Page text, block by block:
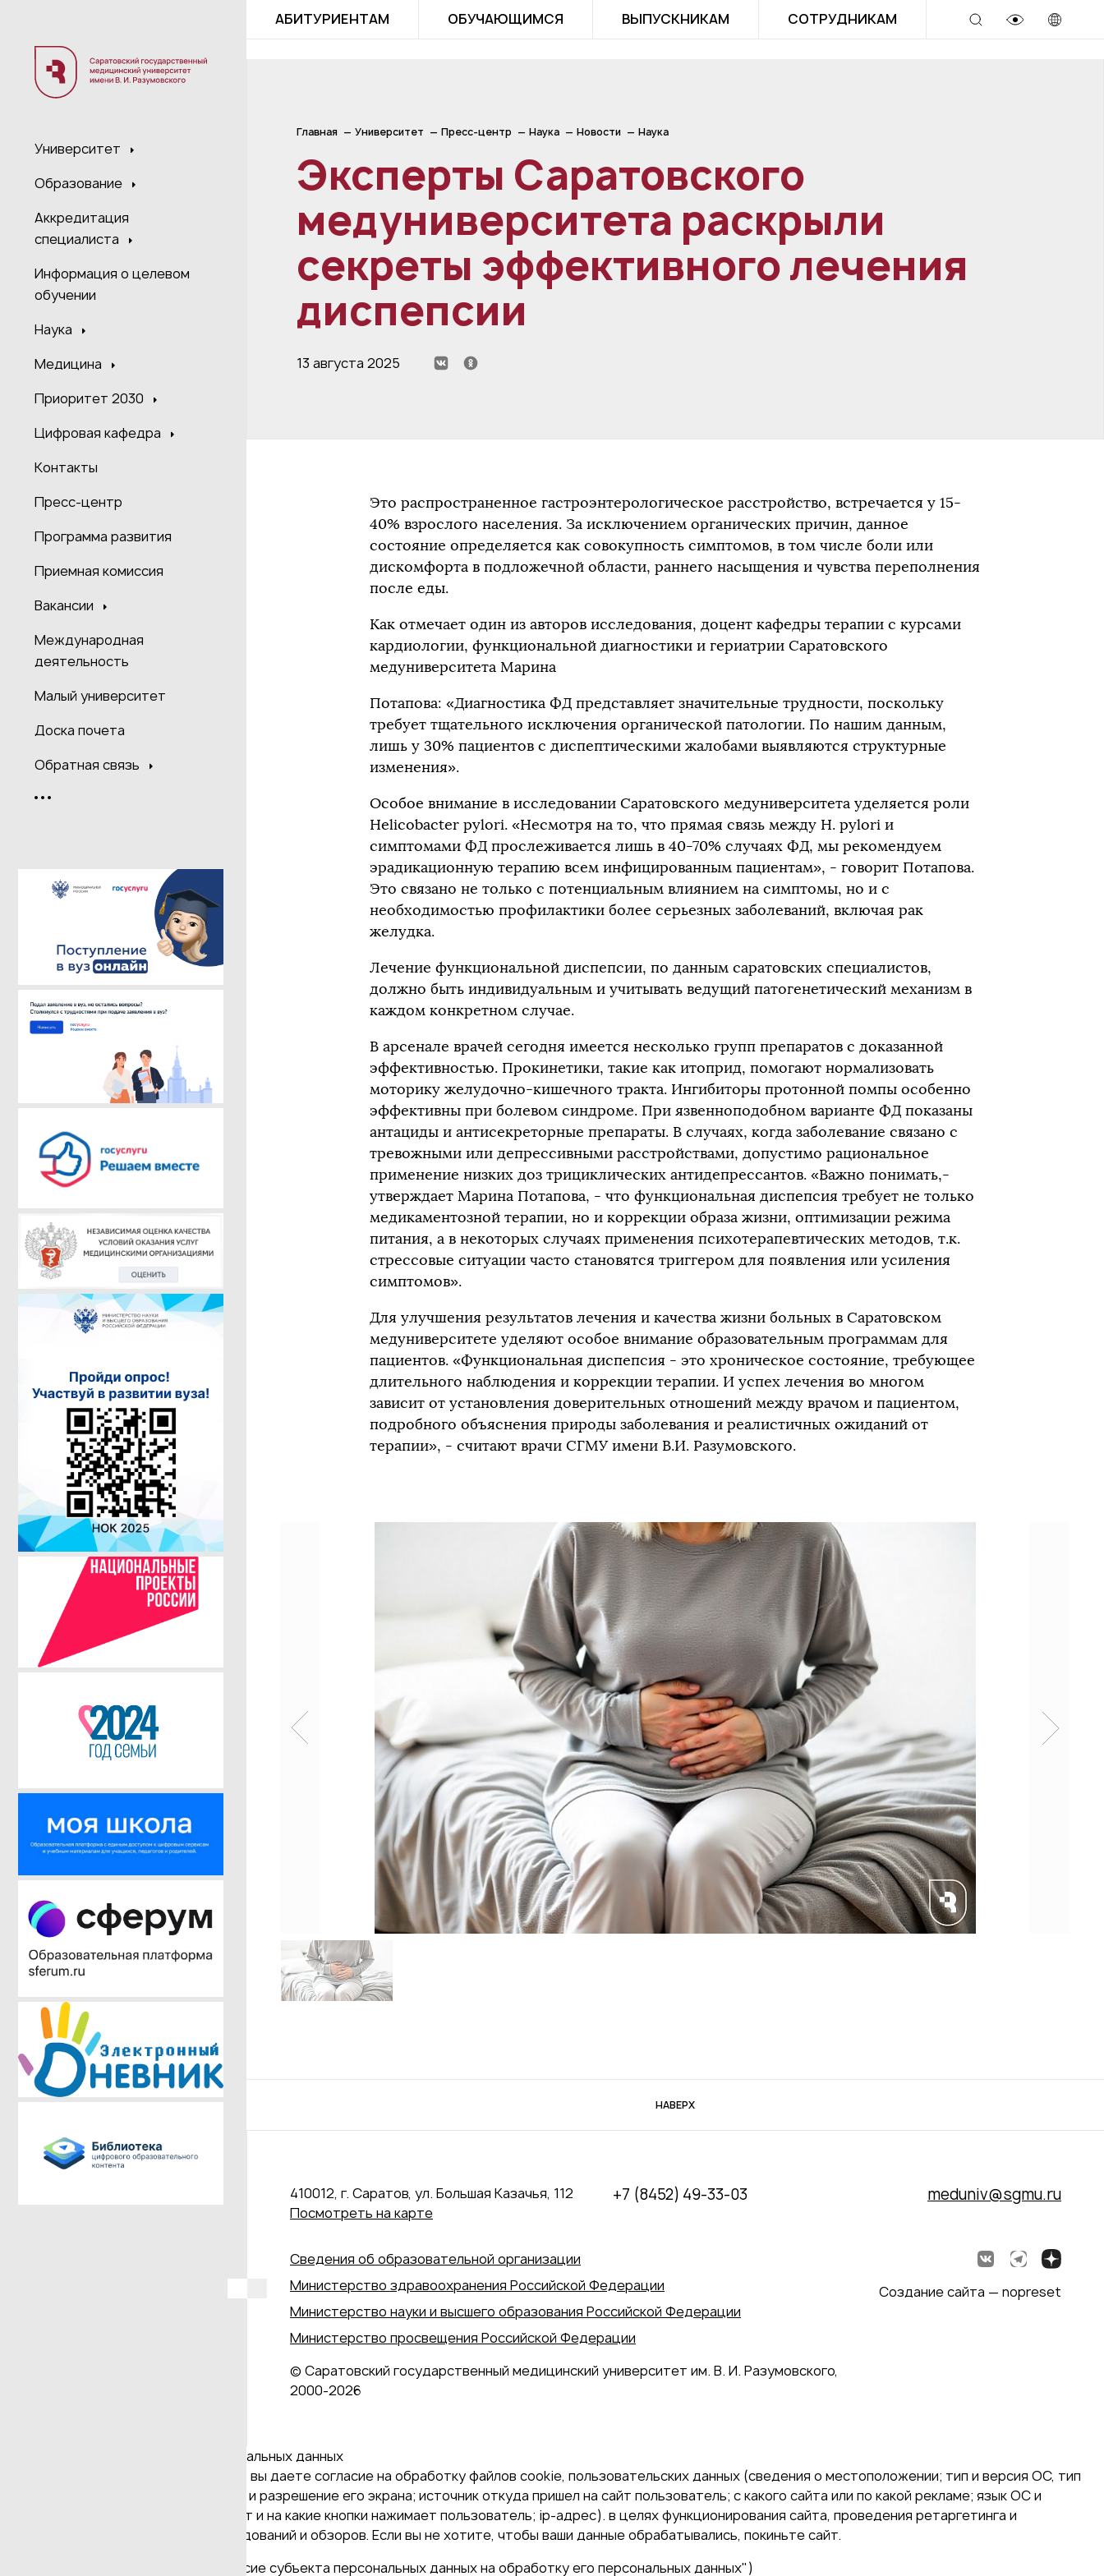
Университет
Образование
Аккредитация
специалиста
Информация о целевом
обучении
Наука
Медицина
Приоритет 2030
Цифровая кафедра
Контакты
Пресс-центр
Программа развития
Приемная комиссия
Вакансии
Международная
деятельность
Малый университет
Доска почета
Обратная связь
АБИТУРИЕНТАМ ОБУЧАЮЩИМСЯ ВЫПУСКНИКАМ СОТРУДНИКАМ
Главная Университет Пресс-центр Наука Новости Наука
Эксперты Саратовского
медуниверситета раскрыли
секреты эффективного лечения
диспепсии
13 августа 2025
Это распространенное гастроэнтерологическое расстройство, встречается у 15-
40% взрослого населения. За исключением органических причин, данное
состояние определяется как совокупность симптомов, в том числе боли или
дискомфорта в подложечной области, раннего насыщения и чувства переполнения
после еды.
Как отмечает один из авторов исследования, доцент кафедры терапии с курсами
кардиологии, функциональной диагностики и гериатрии Саратовского
медуниверситета Марина
Потапова: «Диагностика ФД представляет значительные трудности, поскольку
требует тщательного исключения органической патологии. По нашим данным,
лишь у 30% пациентов с диспептическими жалобами выявляются структурные
изменения».
Особое внимание в исследовании Саратовского медуниверситета уделяется роли
Helicobacter pylori. «Несмотря на то, что прямая связь между H. pylori и
симптомами ФД прослеживается лишь в 40-70% случаях ФД, мы рекомендуем
эрадикационную терапию всем инфицированным пациентам», - говорит Потапова.
Это связано не только с потенциальным влиянием на симптомы, но и с
необходимостью профилактики более серьезных заболеваний, включая рак
желудка.
Лечение функциональной диспепсии, по данным саратовских специалистов,
должно быть индивидуальным и учитывать ведущий патогенетический механизм в
каждом конкретном случае.
В арсенале врачей сегодня имеется несколько групп препаратов с доказанной
эффективностью. Прокинетики, такие как итоприд, помогают нормализовать
моторику желудочно-кишечного тракта. Ингибиторы протонной помпы особенно
эффективны при болевом синдроме. При язвенноподобном варианте ФД показаны
антациды и антисекреторные препараты. В случаях, когда заболевание связано с
тревожными или депрессивными расстройствами, допустимо рациональное
применение низких доз трициклических антидепрессантов. «Важно понимать,-
утверждает Марина Потапова, - что функциональная диспепсия требует не только
медикаментозной терапии, но и коррекции образа жизни, оптимизации режима
питания, а в некоторых случаях применения психотерапевтических методов, т.к.
стрессовые ситуации часто становятся триггером для появления или усиления
симптомов».
Для улучшения результатов лечения и качества жизни больных в Саратовском
медуниверситете уделяют особое внимание образовательным программам для
пациентов. «Функциональная диспепсия - это хроническое состояние, требующее
длительного наблюдения и коррекции терапии. И успех лечения во многом
зависит от установления доверительных отношений между врачом и пациентом,
подробного объяснения природы заболевания и реалистичных ожиданий от
терапии», - считают врачи СГМУ имени В.И. Разумовского.
НАВЕРХ
410012, г. Саратов, ул. Большая Казачья, 112
Посмотреть на карте
+7 (8452) 49-33-03 meduniv@sgmu.ru
Сведения об образовательной организации
Министерство здравоохранения Российской Федерации
Министерство науки и высшего образования Российской Федерации
Министерство просвещения Российской Федерации
© Саратовский государственный медицинский университет им. В. И. Разумовского,
2000‑2026
Создание сайта — nopreset
Даю согласие на обработку персональных данных
Продолжая использовать наш сайт, вы даете согласие на обработку файлов cookie, пользовательских данных (сведения о местоположении; тип и версия ОС, тип
и версия Браузера; тип устройства и разрешение его экрана; источник откуда пришел на сайт пользователь; с какого сайта или по какой рекламе; язык ОС и
Браузер; какие страницы открывает и на какие кнопки нажимает пользователь; ip-адрес). в целях функционирования сайта, проведения ретаргетинга и
проведения статистических исследований и обзоров. Если вы не хотите, чтобы ваши данные обрабатывались, покиньте сайт.
(требование ФЗ №152 ч. (9) "Согласие субъекта персональных данных на обработку его персональных данных")